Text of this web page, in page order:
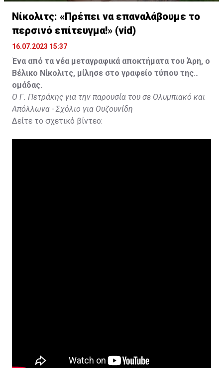
Νίκολιτς: «Πρέπει να επαναλάβουμε το
περσινό επίτευγμα!» (vid)
16.07.2023 15:37
Ένα από τα νέα μεταγραφικά αποκτήματα του Άρη, ο
Βέλικο Νίκολιτς, μίλησε στο γραφείο τύπου της
ομάδας.
Ο Γ. Πετράκης για την παρουσία του σε Ολυμπιακό και
Απόλλωνα - Σχόλιο για Ουζουνίδη
Δείτε το σχετικό βίντεο: